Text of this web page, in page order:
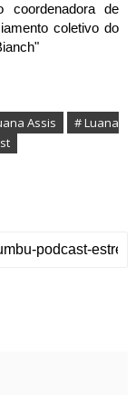
coordenadora de
coletivo do
Assis
# Luana